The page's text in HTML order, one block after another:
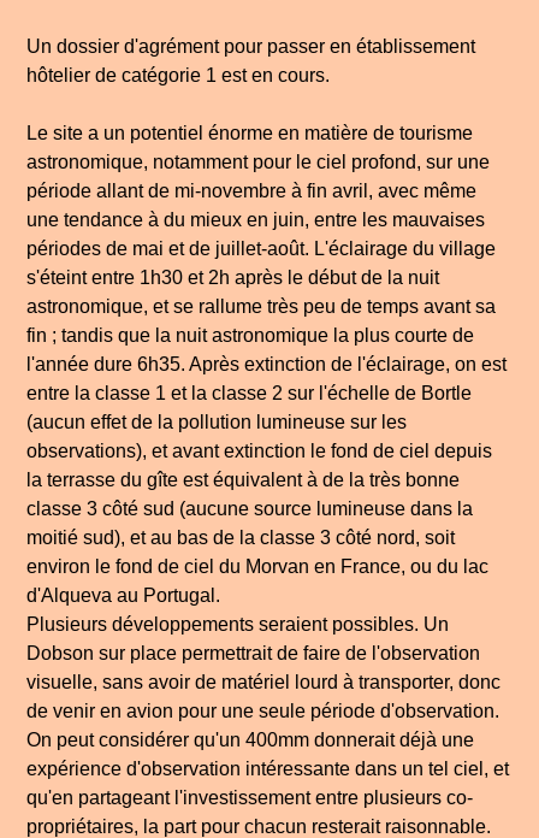
Un dossier d'agrément pour passer en établissement
hôtelier de catégorie 1 est en cours.
Le site a un potentiel énorme en matière de tourisme
astronomique, notamment pour le ciel profond, sur une
période allant de mi-novembre à fin avril, avec même
une tendance à du mieux en juin, entre les mauvaises
périodes de mai et de juillet-août. L'éclairage du village
s'éteint entre 1h30 et 2h après le début de la nuit
astronomique, et se rallume très peu de temps avant sa
fin ; tandis que la nuit astronomique la plus courte de
l'année dure 6h35. Après extinction de l'éclairage, on est
entre la classe 1 et la classe 2 sur l'échelle de Bortle
(aucun effet de la pollution lumineuse sur les
observations), et avant extinction le fond de ciel depuis
la terrasse du gîte est équivalent à de la très bonne
classe 3 côté sud (aucune source lumineuse dans la
moitié sud), et au bas de la classe 3 côté nord, soit
environ le fond de ciel du Morvan en France, ou du lac
d'Alqueva au Portugal.
Plusieurs développements seraient possibles. Un
Dobson sur place permettrait de faire de l'observation
visuelle, sans avoir de matériel lourd à transporter, donc
de venir en avion pour une seule période d'observation.
On peut considérer qu'un 400mm donnerait déjà une
expérience d'observation intéressante dans un tel ciel, et
qu'en partageant l'investissement entre plusieurs co-
propriétaires, la part pour chacun resterait raisonnable.